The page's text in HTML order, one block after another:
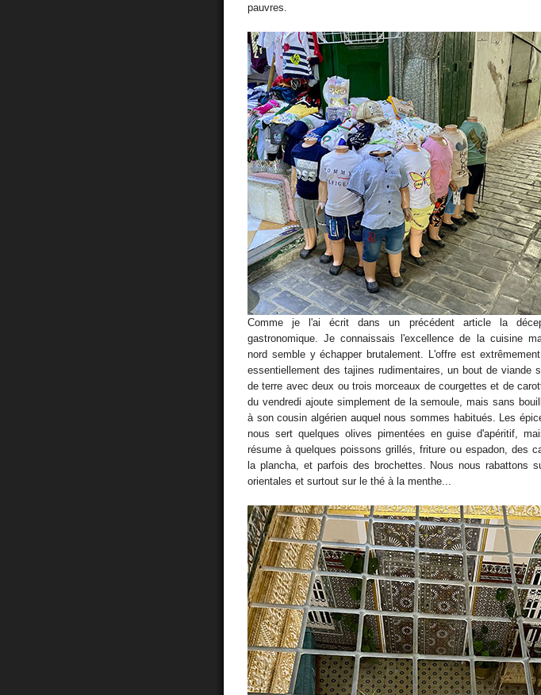
pauvres.
Comme je l'ai écrit dans un précédent article la
gastronomique. Je connaissais l'excellence de la cuisine
nord semble y échapper brutalement. L'offre est
essentiellement des tajines rudimentaires, un bout de viande
de terre avec deux ou trois morceaux de courgettes et de
du vendredi ajoute simplement de la semoule, mais sans
à son cousin algérien auquel nous sommes habitués. Les
nous sert quelques olives pimentées en guise d'apéritif,
résume à quelques poissons grillés, friture ou espadon, des
la plancha, et parfois des brochettes. Nous nous rabattons
orientales et surtout sur le thé à la menthe...